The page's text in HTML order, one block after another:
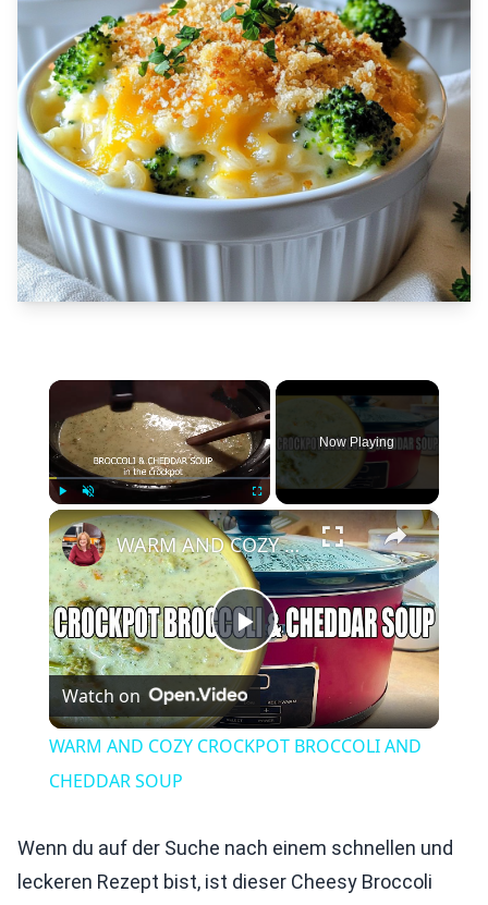
×
Unmute Fullscreen
Now Playing
×
Play
Video
WARM AND COZY CROCKPOT BROCCOLI AND CHEDDAR SOUP
Watch on
WARM AND COZY CROCKPOT BROCCOLI AND
CHEDDAR SOUP
Wenn du auf der Suche nach einem schnellen und
leckeren Rezept bist, ist dieser Cheesy Broccoli